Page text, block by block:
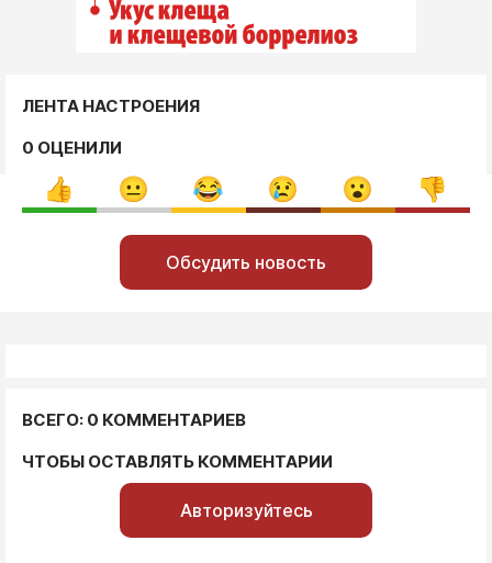
ЛЕНТА НАСТРОЕНИЯ
0 ОЦЕНИЛИ
Обсудить новость
ВСЕГО: 0 КОММЕНТАРИЕВ
ЧТОБЫ ОСТАВЛЯТЬ КОММЕНТАРИИ
Авторизуйтесь